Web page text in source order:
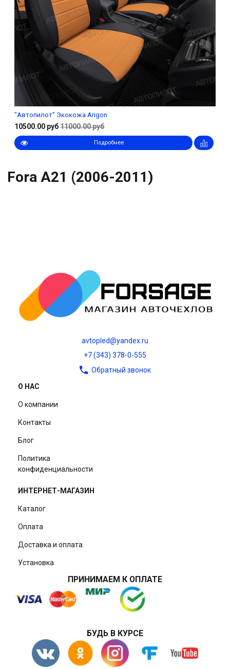
"Автопилот" Экокожа Arigon
10500.00 руб11000.00 руб
Подробнее
Fora А21 (2006-2011)
avtopled@yandex.ru
+7 (343) 378-0-555
Обратный звонок
О НАС
О компании
Контакты
Блог
Политика
конфиденциальности
ИНТЕРНЕТ-МАГАЗИН
Каталог
Оплата
Доставка и оплата
Установка
ПРИНИМАЕМ К ОПЛАТЕ
БУДЬ В КУРСЕ